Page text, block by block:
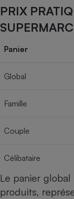
PRIX
Panier
Global
Famille
Couple
Célibataire
Le panier global
produits,